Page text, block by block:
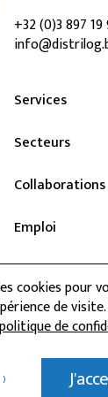
cookies pour
de
de
+32 (0)3 897 19
Services
Secteurs
Collaborations
Emploi
Actualités
Contact
Privacy